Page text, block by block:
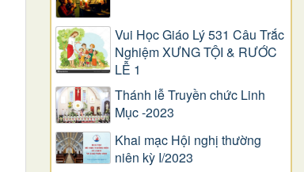
Vui Học Giáo Lý 531 Câu Trắc
Nghiệm XƯNG TỘI & RƯỚC
LỄ 1
Thánh lễ Truyền chức Linh
Mục -2023
Khai mạc Hội nghị thường
niên kỳ I/2023